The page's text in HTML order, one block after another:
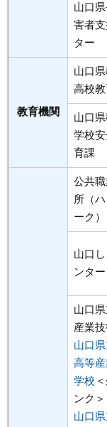
山口
害者
ター
教育機関
山口
高校
山口
学校
育課
公共
所（
ーク）
山口
ンター
山口
産業
山口
高等
学校
ンク＞
山口